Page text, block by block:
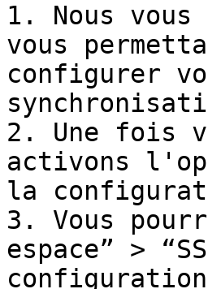
1. Nous
vous
configurer
2. Une fois
activons
la
3. Vous
espace” >